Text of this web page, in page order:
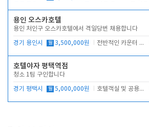
용인 오스카호텔
용인 처인구 오스카호텔에서 격일당번 채용합니다
경기 용인시 월 3,500,000원 전반적인 카운터 업무
호텔야자 평택역점
청소 1팀 구인합니다
경기 평택시 월 5,000,000원 호텔객실 및 공용시설 청소 관리